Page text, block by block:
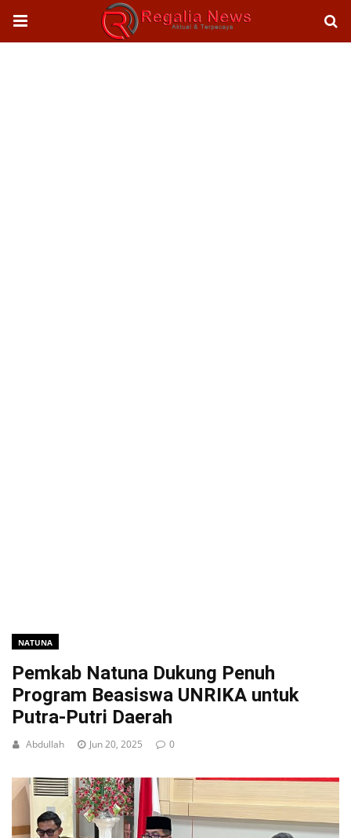
NATUNA
Pemkab Natuna Dukung Penuh
Program Beasiswa UNRIKA untuk
Putra-Putri Daerah
Abdullah Jun 20, 2025 0